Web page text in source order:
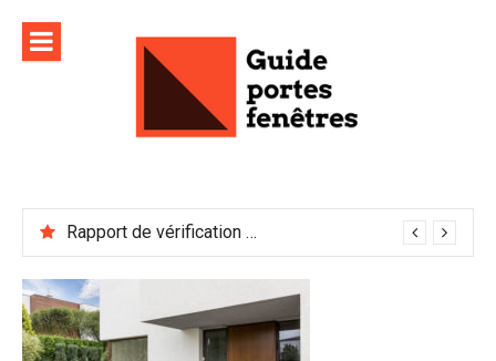
contenu
Rapport de vérification sécurité : à conserver précieusement